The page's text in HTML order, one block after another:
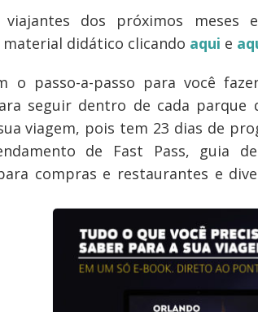
dos próximos
didático clicando aqui e
o passo-a-passo para você
seguir dentro de cada parque
viagem, pois tem 23 dias de
de Fast Pass, guia
compras e restaurantes e